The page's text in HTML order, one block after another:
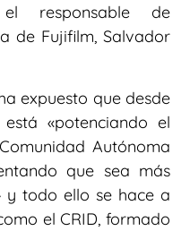
responsable de
de Fujifilm, Salvador
expuesto que desde
«potenciando el
Autónoma
que sea más
y todo ello se hace a
el CRID, formado